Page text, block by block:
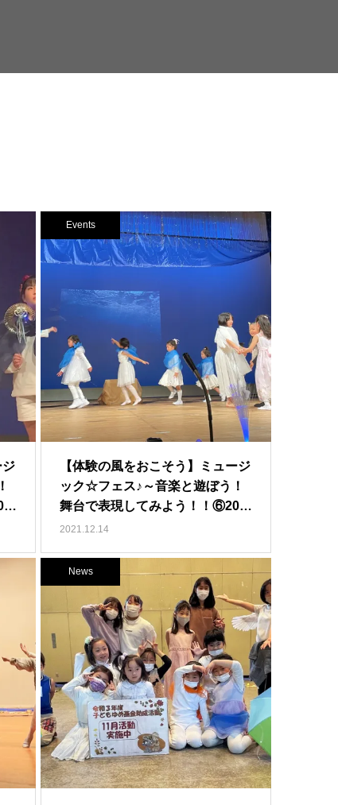
ジ
Events
【体験の風をおこそう】ミュージ
ック☆フェス♪～音楽と遊ぼう！
舞台で表現してみよう！！⑥20…
2021.12.14
News